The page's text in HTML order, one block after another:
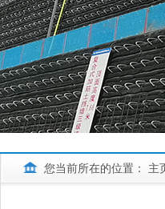
您当前所在的位置： 主